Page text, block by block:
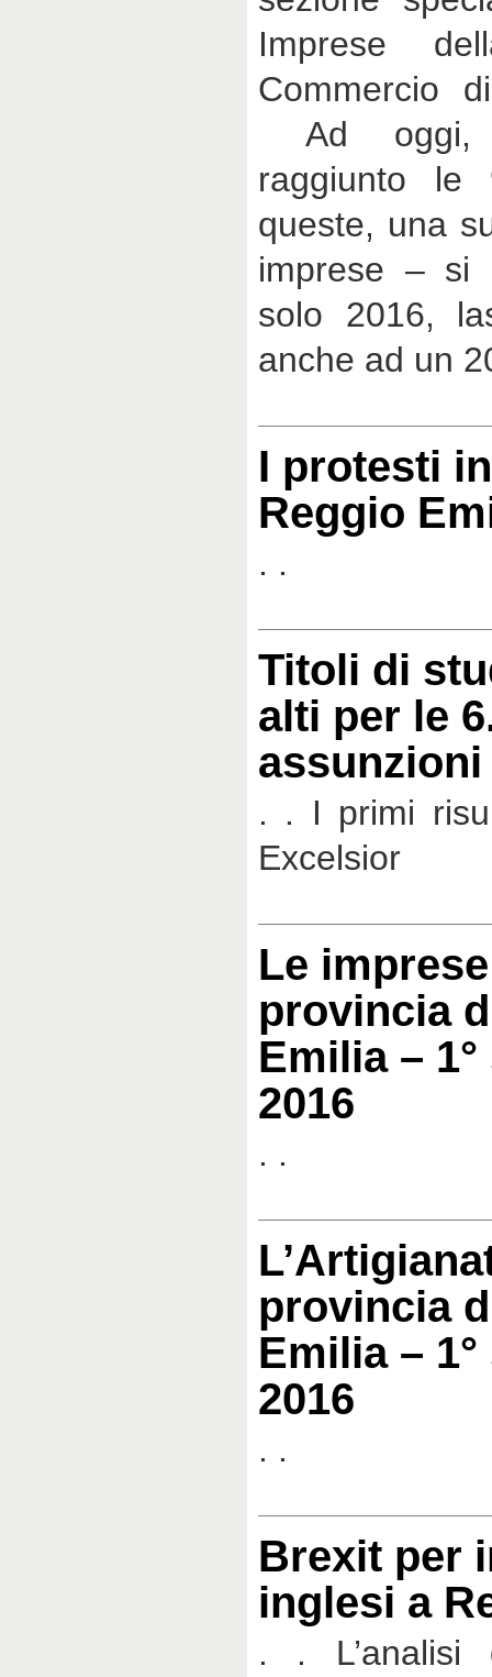
Imprese
Commercio
Ad oggi,
raggiunto
queste, una
imprese – si
solo 2016,
anche ad un
I protesti
Reggio
. .
Titoli di
alti per le
assunzioni
. . I primi
Excelsior
Le
provincia
Emilia –
2016
. .
provincia
Emilia –
2016
. .
Brexit per
inglesi a
. . L’analisi